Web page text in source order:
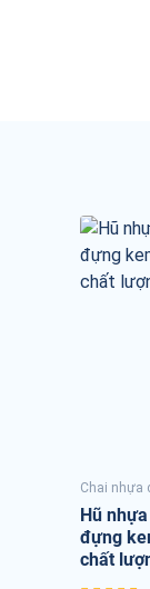
Chai nhựa
Hũ
đựng
chất